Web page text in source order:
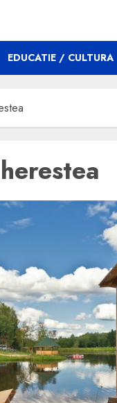
EDUCATIE / CULTURA